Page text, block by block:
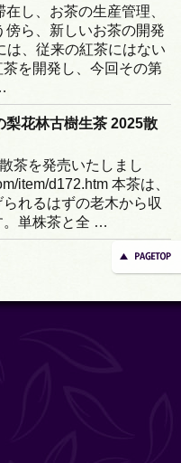
し、お茶の生産管理、
傍ら、新しいお茶の開発
は、従来の紅茶にはない
を開発し、今回その第
梨花林古樹生茶 2025散
茶を発売いたしまし
item/d172.htm 本茶は、
れるはずの老木から収
。単株茶と全 …